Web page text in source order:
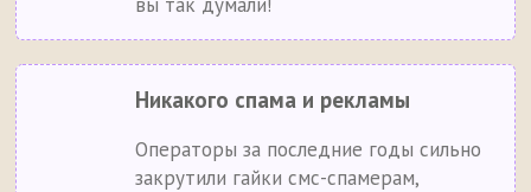
Никакого спама и рекламы
Операторы за последние годы сильно
закрутили гайки смс-спамерам,